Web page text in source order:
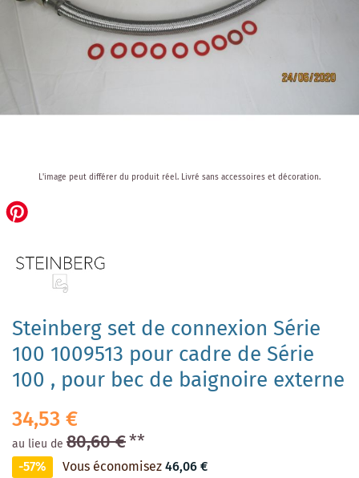
Steinberg set de connexion Série
100 1009513 pour cadre de Série
100 , pour bec de baignoire externe
34,53 €
au lieu de 80,60 €**
-57% Vous économisez46,06 €
the
beginning
images
L'image peut différer du produit réel. Livré sans accessoires et décoration.